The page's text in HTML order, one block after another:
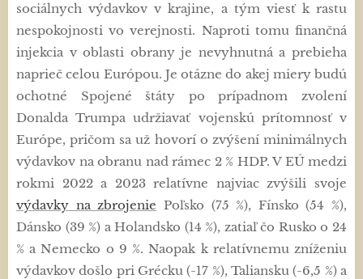
sociálnych výdavkov v krajine, a tým viesť k rastu
nespokojnosti vo verejnosti. Naproti tomu finančná
injekcia v oblasti obrany je nevyhnutná a prebieha
naprieč celou Európou. Je otázne do akej miery budú
ochotné Spojené štáty po prípadnom zvolení
Donalda Trumpa udržiavať vojenskú prítomnosť v
Európe, pričom sa už hovorí o zvýšení minimálnych
výdavkov na obranu nad rámec 2 % HDP. V EÚ medzi
rokmi 2022 a 2023 relatívne najviac zvýšili svoje
výdavky na zbrojenie Poľsko (75 %), Fínsko (54 %),
Dánsko (39 %) a Holandsko (14 %), zatiaľ čo Rusko o 24
% a Nemecko o 9 %. Naopak k relatívnemu zníženiu
výdavkov došlo pri Grécku (-17 %), Taliansku (-6,5 %) a